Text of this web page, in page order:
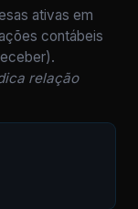
ativas em
contábeis
relação